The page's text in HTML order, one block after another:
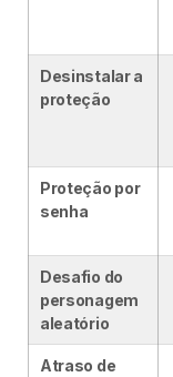
Desinstalar a
proteção
Proteção por
senha
Desafio do
personagem
aleatório
Atraso de